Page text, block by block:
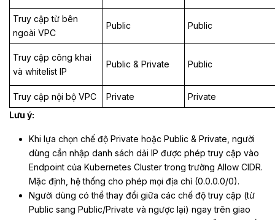
Truy cập từ bên
ngoài VPC
Public Public
Truy cập công khai
và whitelist IP
Public & Private Public
Truy cập nội bộ VPC Private
Private
Lưu ý:
Khi lựa chọn chế độ Private hoặc Public & Private, người
dùng cần nhập danh sách dải IP được phép truy cập vào
Endpoint của Kubernetes Cluster trong trường Allow CIDR.
Mặc định, hệ thống cho phép mọi địa chỉ (0.0.0.0/0).
Người dùng có thể thay đổi giữa các chế độ truy cập (từ
Public sang Public/Private và ngược lại) ngay trên giao